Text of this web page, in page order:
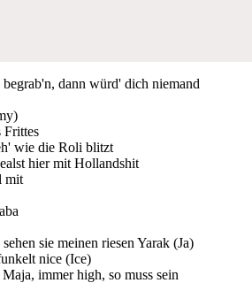
dann würd' dich niemand
Frittes
wie die Roli blitzt
hier mit Hollandshit
mit
sie meinen riesen Yarak (Ja)
nice (Ice)
immer high, so muss sein